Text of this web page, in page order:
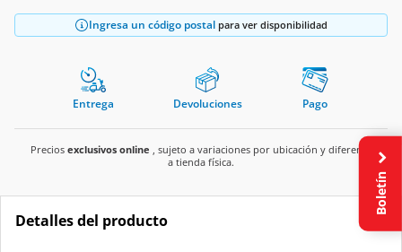
Ingresa un código postal para ver disponibilidad
Entrega Devoluciones Pago
Precios exclusivos online , sujeto a variaciones por ubicación y diferente
a tienda física.
Detalles del producto
Boletín